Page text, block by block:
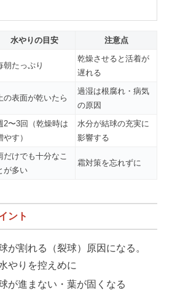
水やりの目安
注意点
朝たっぷり
乾燥させると活着が
遅れる
の表面が乾いたら
過湿は根腐れ・病気
の原因
2〜3回（乾燥時は
やす）
水分が結球の充実に
影響する
だけでも十分なこ
が多い
霜対策を忘れずに
ント
球が割れる（裂球）原因になる。
やりを控えめに
が進まない・葉が固くなる